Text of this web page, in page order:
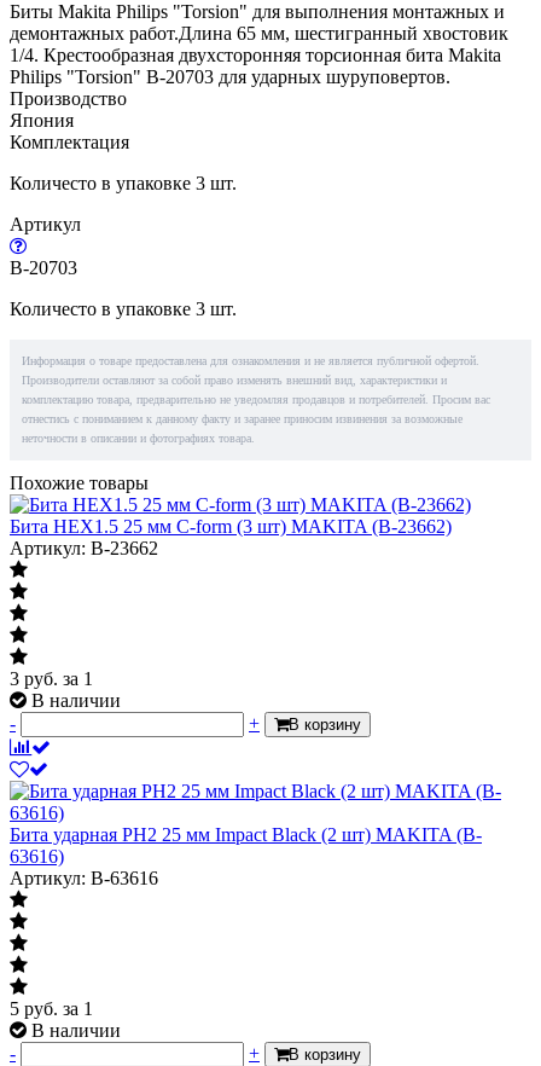
Биты Makita Philips "Torsion" для выполнения монтажных и
демонтажных работ.Длина 65 мм, шестигранный хвостовик
1/4. Крестообразная двухсторонняя торсионная бита Makita
Philips "Torsion" B-20703 для ударных шуруповертов.
Производство
Япония
Комплектация
Количесто в упаковке 3 шт.
Артикул
B-20703
Количесто в упаковке 3 шт.
Информация о товаре предоставлена для ознакомления и не является публичной офертой.
Производители оставляют за собой право изменять внешний вид, характеристики и
комплектацию товара, предварительно не уведомляя продавцов и потребителей. Просим вас
отнестись с пониманием к данному факту и заранее приносим извинения за возможные
неточности в описании и фотографиях товара.
Похожие товары
Бита HEX1.5 25 мм C-form (3 шт) MAKITA (B-23662)
Артикул: B-23662
3 руб. за 1
В наличии
-
+ В корзину
Бита ударная PH2 25 мм Impact Black (2 шт) MAKITA (B-
63616)
Артикул: B-63616
5 руб. за 1
В наличии
-
+ В корзину